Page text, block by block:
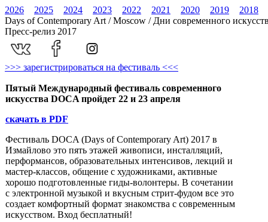
2026 2025 2024 2023 2022 2021 2020 2019
2018
Days of Contemporary Art / Moscow / Дни современного
Пресс-релиз 2017
>>> зарегистрироваться на фестиваль <<<
Пятый Международный фестиваль современного
искусства DOCA пройдет 22 и 23 апреля
скачать в PDF
Фестиваль DOCA (Days of Contemporary Art) 2017 в
Измайлово это пять этажей живописи, инсталляций,
перформансов, образовательных интенсивов, лекций и
мастер-классов, общение с художниками, активные
хорошо подготовленные гиды-волонтеры. В сочетании
с электронной музыкой и вкусным стрит-фудом все это
создает комфортный формат знакомства с современным
искусством. Вход бесплатный!